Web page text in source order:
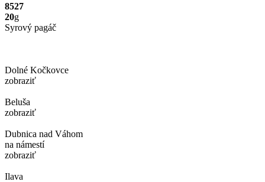
8527
20g
Syrový pagáč
Dolné Kočkovce
zobraziť
Beluša
zobraziť
Dubnica nad Váhom
na námestí
zobraziť
Ilava